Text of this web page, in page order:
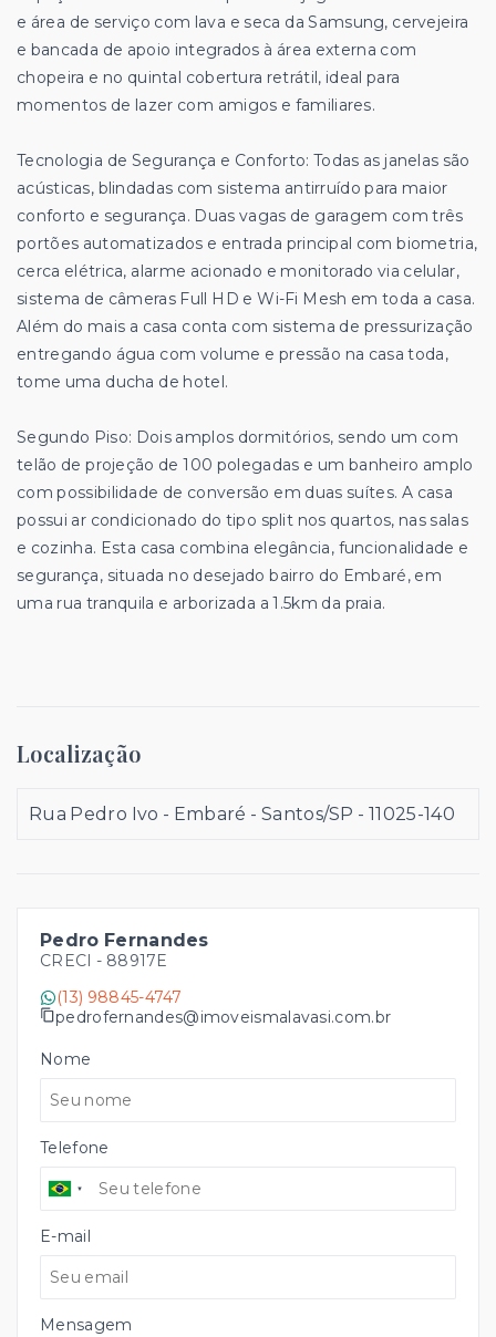
Pedro Fernandes
CRECI - 88917E
(13) 98845-4747
pedrofernandes@imoveismalavasi.com.br
Nome
Telefone
E-mail
Mensagem
e área de serviço com lava e seca da Samsung, cervejeira
e bancada de apoio integrados à área externa com
chopeira e no quintal cobertura retrátil, ideal para
momentos de lazer com amigos e familiares.
Tecnologia de Segurança e Conforto: Todas as janelas são
acústicas, blindadas com sistema antirruído para maior
conforto e segurança. Duas vagas de garagem com três
portões automatizados e entrada principal com biometria,
cerca elétrica, alarme acionado e monitorado via celular,
sistema de câmeras Full HD e Wi-Fi Mesh em toda a casa.
Além do mais a casa conta com sistema de pressurização
entregando água com volume e pressão na casa toda,
tome uma ducha de hotel.
Segundo Piso: Dois amplos dormitórios, sendo um com
telão de projeção de 100 polegadas e um banheiro amplo
com possibilidade de conversão em duas suítes. A casa
possui ar condicionado do tipo split nos quartos, nas salas
e cozinha. Esta casa combina elegância, funcionalidade e
segurança, situada no desejado bairro do Embaré, em
uma rua tranquila e arborizada a 1.5km da praia.
Localização
Rua Pedro Ivo - Embaré - Santos/SP - 11025-140